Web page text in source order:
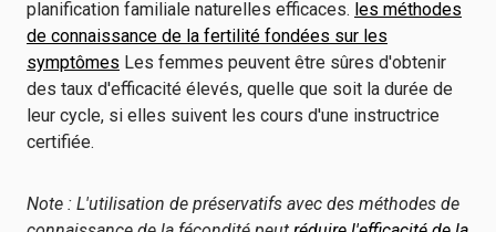
planification familiale naturelles efficaces. les méthodes
de connaissance de la fertilité fondées sur les
symptômes Les femmes peuvent être sûres d'obtenir
des taux d'efficacité élevés, quelle que soit la durée de
leur cycle, si elles suivent les cours d'une instructrice
certifiée.
Note : L'utilisation de préservatifs avec des méthodes de